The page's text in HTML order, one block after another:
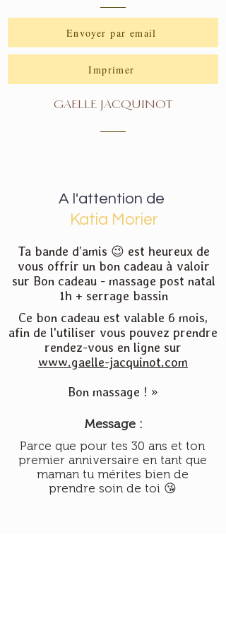
GAELLE JACQUINOT
Envoyer par email
Imprimer
A l'attention de
Katia Morier
Ta bande d’amis 😉 est heureux de
vous offrir un bon cadeau à valoir
sur Bon cadeau - massage post natal
1h + serrage bassin
Ce bon cadeau est valable 6 mois,
afin de l'utiliser vous pouvez prendre
rendez-vous en ligne sur
www.gaelle-jacquinot.com
Bon massage ! »
Message :
Parce que pour tes 30 ans et ton
premier anniversaire en tant que
maman tu mérites bien de
prendre soin de toi 😘